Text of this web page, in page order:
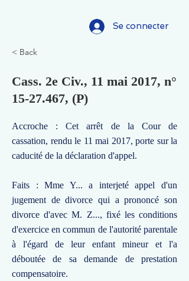
Se connecter
< Back
Cass. 2e Civ., 11 mai 2017, n°
15-27.467, (P)
Accroche : Cet arrêt de la Cour de
cassation, rendu le 11 mai 2017, porte sur la
caducité de la déclaration d'appel.
Faits : Mme Y... a interjeté appel d'un
jugement de divorce qui a prononcé son
divorce d'avec M. Z..., fixé les conditions
d'exercice en commun de l'autorité parentale
à l'égard de leur enfant mineur et l'a
déboutée de sa demande de prestation
compensatoire.